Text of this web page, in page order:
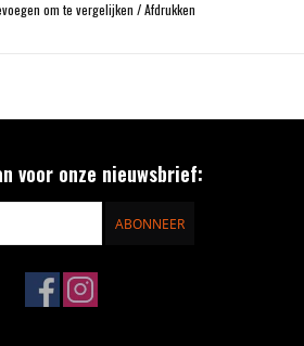
om te vergelijken /Afdrukken
voor onze nieuwsbrief:
ABONNEER